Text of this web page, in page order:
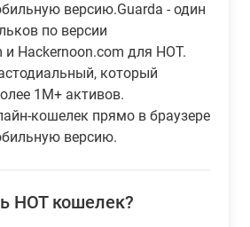
версию.Guarda - один
по версии
Hackernoon.com для HOT.
который
1M+ активов.
кошелек прямо в браузере
версию.
HOT кошелек?